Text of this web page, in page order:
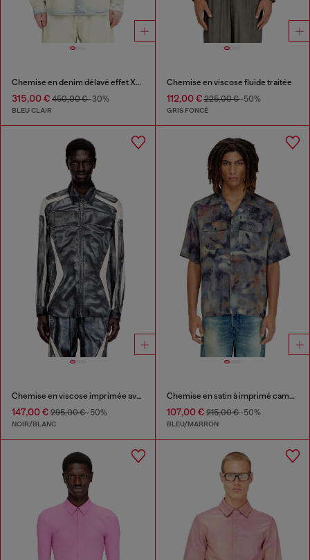
Chemise en denim délavé effet X-Ray fluide
315,00 € 450,00 €-30%
BLEU CLAIR
Chemise en viscose fluide traitée
112,00 €225,00 €-50%
GRIS FONCÉ
Chemise en viscose imprimée avec fermeture zippée sur le devant
147,00 € 295,00 €-50%
NOIR/BLANC
Chemise en satin à imprimé camouflage intégral
107,00 €215,00 €-50%
BLEU/MARRON